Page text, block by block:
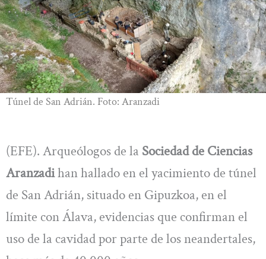
Túnel de San Adrián. Foto: Aranzadi
(EFE). Arqueólogos de la Sociedad de Ciencias
Aranzadihan hallado en el yacimiento de túnel
de San Adrián, situado en Gipuzkoa, en el
límite con Álava, evidencias que confirman el
uso de la cavidad por parte de los neandertales,